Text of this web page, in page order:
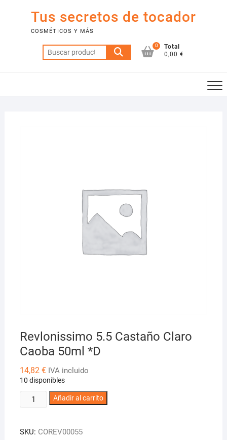
contenido
Tus secretos de tocador
COSMÉTICOS Y MÁS
Buscar
por:
0
Total
0,00 €
Revlonissimo 5.5 Castaño Claro
Caoba 50ml *D
14,82 € IVA incluido
10 disponibles
Revlonissimo
5.5
Claro
Añadir al carrito
SKU: COREV00055